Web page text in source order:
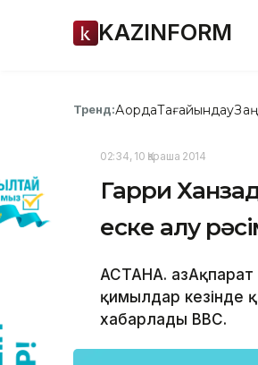
KAZINFORM
Тренд:АқордаТағайындау
02:34, 10 Қараша 2014
Гарри
еске алу
АСТАНА.
қимылдар кезінде
хабарлады ВВС.